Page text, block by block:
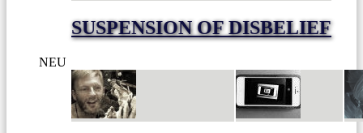
SUSPENSION OF DISBELIEF
NEU